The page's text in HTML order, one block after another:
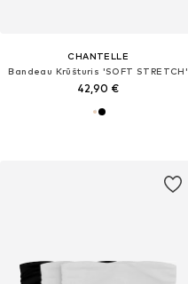
CHANTELLE
Bandeau Krūšturis 'SOFT STRETCH'
42,90 €